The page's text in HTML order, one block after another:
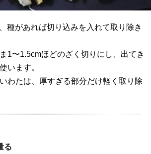
1〜1.5cmほどのざく切りにし、出てき
います。
わたは、厚すぎる部分だけ軽く取り除
る